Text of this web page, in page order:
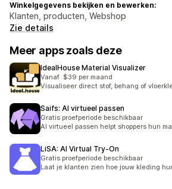
Winkelgegevens bekijken en bewerken:
Klanten, producten, Webshop
Zie details
Meer apps zoals deze
IdealHouse Material Visualizer
Vanaf $39 per maand
Visualiseer direct stof, behang of
Saifs: AI virtueel passen
Gratis proefperiode beschikbaar
AI virtueel passen helpt shoppers hun
LiSA: AI Virtual Try‑On
Gratis proefperiode beschikbaar
Laat je klanten zien hoe jouw kleding